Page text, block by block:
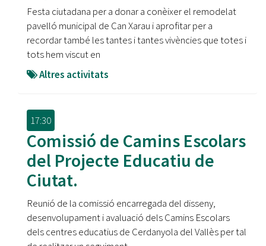
Festa ciutadana per a donar a conèixer el remodelat
pavelló municipal de Can Xarau i aprofitar per a
recordar també les tantes i tantes vivències que totes i
tots hem viscut en
Altres activitats
17:30
Comissió de Camins Escolars
del Projecte Educatiu de
Ciutat.
Reunió de la comissió encarregada del disseny,
desenvolupament i avaluació dels Camins Escolars
dels centres educatius de Cerdanyola del Vallès per tal